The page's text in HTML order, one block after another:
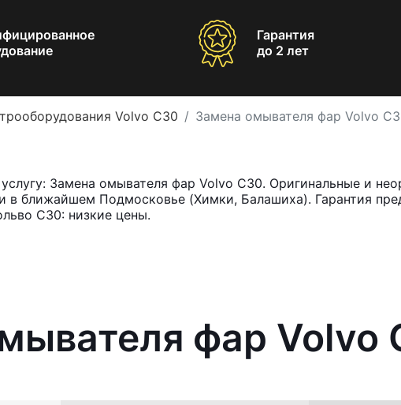
Гарантия
до 2 лет
Volvo C30 Замена омывателя фар Volvo
Замена омывателя фар Volvo C30. Оригинальные и
в ближайшем Подмосковье (Химки, Балашиха). Гарантия
С30: низкие цены.
фар Volvo